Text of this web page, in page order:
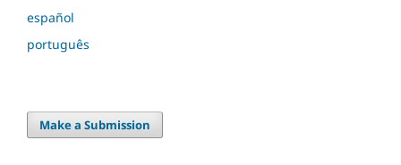
español
português
Make a Submission